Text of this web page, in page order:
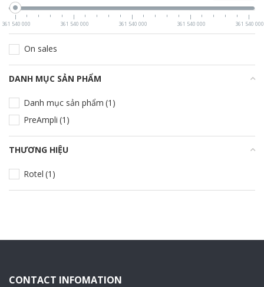
361 540 000 361 540 000 361 540 000 361 540 000 361 540 000
On sales
DANH MỤC SẢN PHẨM
Danh mục sản phẩm (1)
PreAmpli (1)
THƯƠNG HIỆU
Rotel (1)
CONTACT INFOMATION